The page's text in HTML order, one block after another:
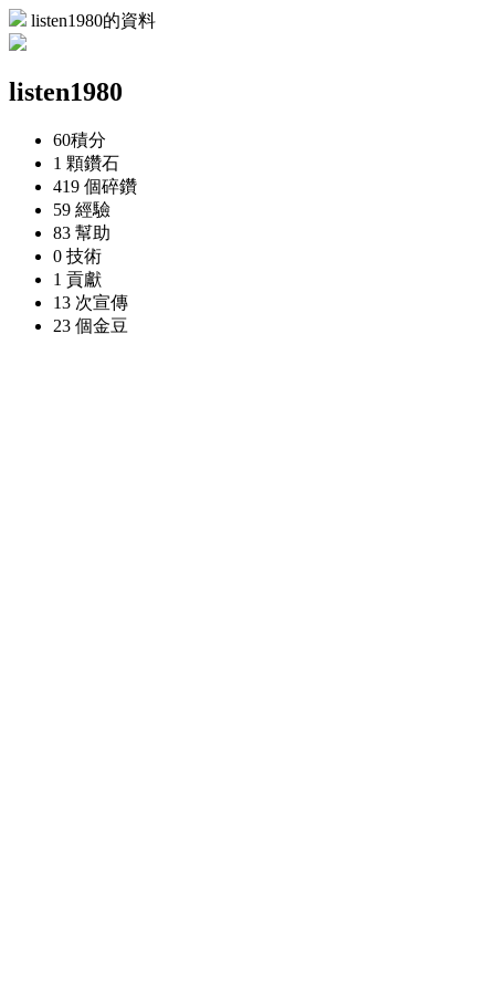
listen1980的資料
listen1980
60積分
1 顆鑽石
419 個碎鑽
59 經驗
83 幫助
0 技術
1 貢獻
13 次宣傳
23 個金豆